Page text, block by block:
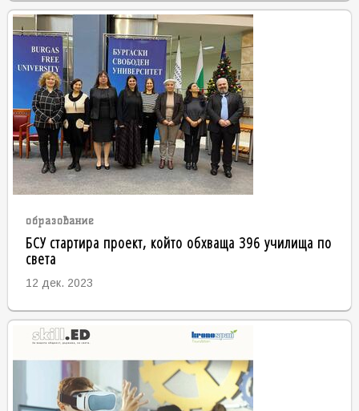
образование
БСУ стартира проект, който обхваща 396 училища по
света
12 дек. 2023